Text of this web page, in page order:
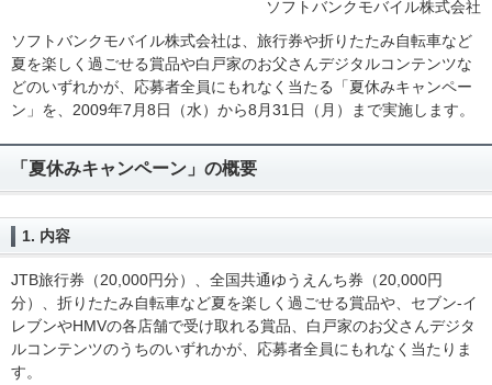
ソフトバンクモバイル株式会社
ソフトバンクモバイル株式会社は、旅行券や折りたたみ自転車など
夏を楽しく過ごせる賞品や白戸家のお父さんデジタルコンテンツな
どのいずれかが、応募者全員にもれなく当たる「夏休みキャンペー
ン」を、2009年7月8日（水）から8月31日（月）まで実施します。
「夏休みキャンペーン」の概要
1. 内容
JTB旅行券（20,000円分）、全国共通ゆうえんち券（20,000円
分）、折りたたみ自転車など夏を楽しく過ごせる賞品や、セブン-イ
レブンやHMVの各店舗で受け取れる賞品、白戸家のお父さんデジタ
ルコンテンツのうちのいずれかが、応募者全員にもれなく当たりま
す。